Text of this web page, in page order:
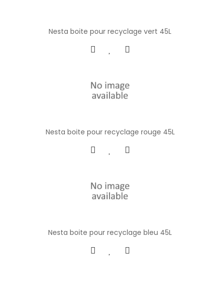
Nesta boite pour recyclage vert 45L
Nesta boite pour recyclage rouge 45L
Nesta boite pour recyclage bleu 45L